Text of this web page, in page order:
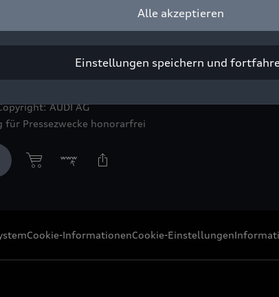
Sprachen: Im European Diversity Month Mai
AUDI AG
für Pressezwecke honorarfrei
Cookie-InformationenCookie-Einstellungen
Alle akzeptieren
Einstellungen speichern und